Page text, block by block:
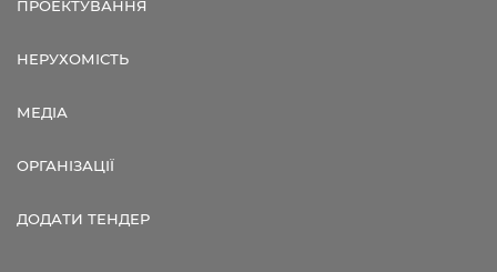
ПРОЕКТУВАННЯ
НЕРУХОМІСТЬ
МЕДІА
ОРГАНІЗАЦІЇ
ДОДАТИ ТЕНДЕР